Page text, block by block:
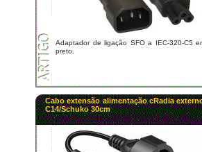
Adaptador de ligação SFO a IEC-320-C5
preto.
Cabo extensão alimentação cRadia
C14/Schuko 30cm